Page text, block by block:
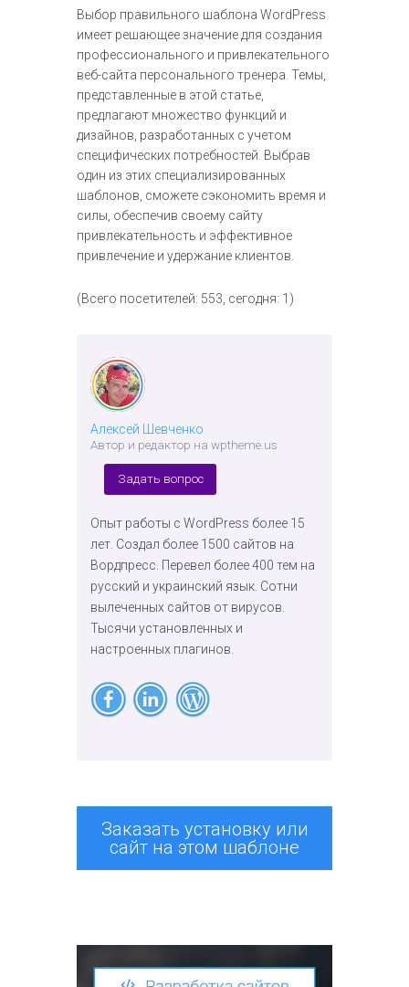
Выбор правильного шаблона WordPress
имеет решающее значение для создания
профессионального и привлекательного
веб-сайта персонального тренера. Темы,
представленные в этой статье,
предлагают множество функций и
дизайнов, разработанных с учетом
специфических потребностей. Выбрав
один из этих специализированных
шаблонов, сможете сэкономить время и
силы, обеспечив своему сайту
привлекательность и эффективное
привлечение и удержание клиентов.
(Всего посетителей: 553, сегодня: 1)
Алексей Шевченко
Автор и редактор на wptheme.us
Задать вопрос
Опыт работы с WordPress более 15
лет. Создал более 1500 сайтов на
Вордпресс. Перевел более 400 тем на
русский и украинский язык. Сотни
вылеченных сайтов от вирусов.
Тысячи установленных и
настроенных плагинов.
Заказать установку или
сайт на этом шаблоне